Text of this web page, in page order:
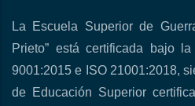
La Escuela Superior de
Prieto” está certificada bajo
9001:2015 e ISO 21001:2018,
de Educación Superior